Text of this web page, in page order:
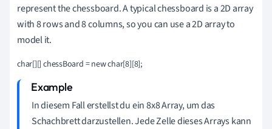
represent the chessboard. A typical chessboard is a 2D array
with 8 rows and 8 columns, so you can use a 2D array to
model it.
char[][] chessBoard = new char[8][8];
In diesem Fall erstellst du ein 8x8 Array, um das
Schachbrett darzustellen. Jede Zelle dieses Arrays kann